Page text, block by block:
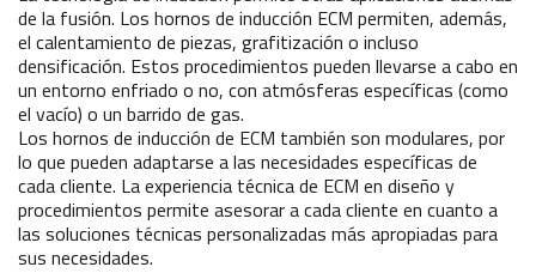
de la fusión. Los hornos de inducción ECM permiten, además,
el calentamiento de piezas, grafitización o incluso
densificación. Estos procedimientos pueden llevarse a cabo en
un entorno enfriado o no, con atmósferas específicas (como
el vacío) o un barrido de gas.
Los hornos de inducción de ECM también son modulares, por
lo que pueden adaptarse a las necesidades específicas de
cada cliente. La experiencia técnica de ECM en diseño y
procedimientos permite asesorar a cada cliente en cuanto a
las soluciones técnicas personalizadas más apropiadas para
sus necesidades.